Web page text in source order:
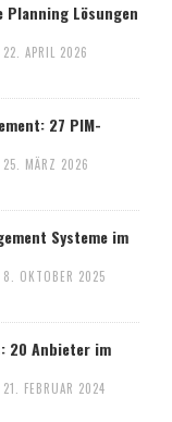
Planning Lösungen
22. APRIL 2026
27 PIM-
25. MÄRZ 2026
Systeme im
8. OKTOBER 2025
20 Anbieter im
21. FEBRUAR 2024